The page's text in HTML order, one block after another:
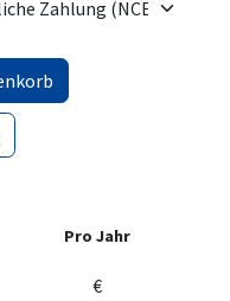
Pro Jahr
€